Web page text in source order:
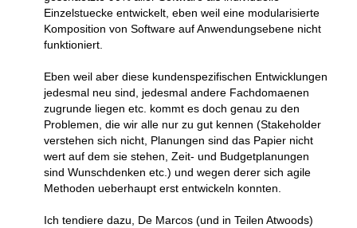
Einzelstuecke entwickelt, eben weil eine modularisierte
Komposition von Software auf Anwendungsebene nicht
funktioniert.
Eben weil aber diese kundenspezifischen Entwicklungen
jedesmal neu sind, jedesmal andere Fachdomaenen
zugrunde liegen etc. kommt es doch genau zu den
Problemen, die wir alle nur zu gut kennen (Stakeholder
verstehen sich nicht, Planungen sind das Papier nicht
wert auf dem sie stehen, Zeit- und Budgetplanungen
sind Wunschdenken etc.) und wegen derer sich agile
Methoden ueberhaupt erst entwickeln konnten.
Ich tendiere dazu, De Marcos (und in Teilen Atwoods)